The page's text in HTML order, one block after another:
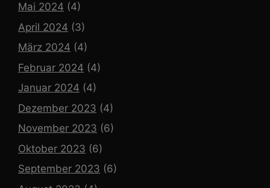
Mai 2024 (4)
April 2024 (3)
März 2024 (4)
Februar 2024 (4)
Januar 2024 (4)
Dezember 2023 (4)
November 2023 (6)
Oktober 2023 (6)
September 2023 (6)